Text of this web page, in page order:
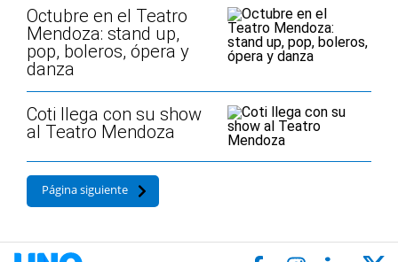
Octubre en el Teatro
Mendoza: stand up,
pop, boleros, ópera y
danza
Coti llega con su show
al Teatro Mendoza
Página siguiente